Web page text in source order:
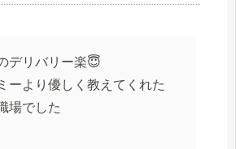
デリバリー楽😇
ーより優しく教えてくれた
場でした